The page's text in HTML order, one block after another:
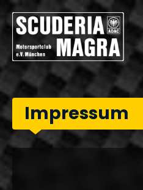
Impressum